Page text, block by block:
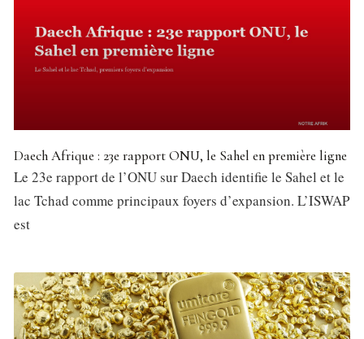
Daech Afrique : 23e rapport ONU, le Sahel en première ligne
Le 23e rapport de l’ONU sur Daech identifie le Sahel et le
lac Tchad comme principaux foyers d’expansion. L’ISWAP
est